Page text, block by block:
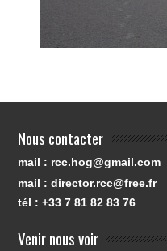
Nous contacter
mail : rcc.hog@gmail.com
mail : director.rcc@free.fr
tél : +33 7 81 82 83 76
Venir nous voir